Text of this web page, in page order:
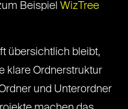
Beispiel WizTree
übersichtlich bleibt,
klare Ordnerstruktur
und Unterordner